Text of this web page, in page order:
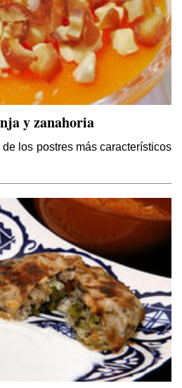
y zanahoria
los postres más característicos